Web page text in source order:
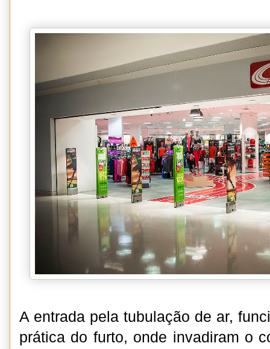
A entrada pela tubulação de ar,
prática do furto, onde invadiram o